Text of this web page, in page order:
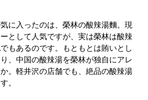
に入ったのは、榮林の酸辣湯麵。現
として人気ですが、実は榮林は酸辣
もあるのです。もともとは賄いとし
、中国の酸辣湯を榮林が独自にアレ
。軽井沢の店舗でも、絶品の酸辣湯
。